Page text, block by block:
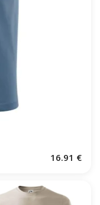
16.91 €